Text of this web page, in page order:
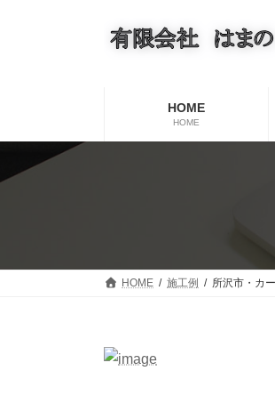
キ
プ
に
動
HOME
HOME
HOME 施工例 所沢市・カ